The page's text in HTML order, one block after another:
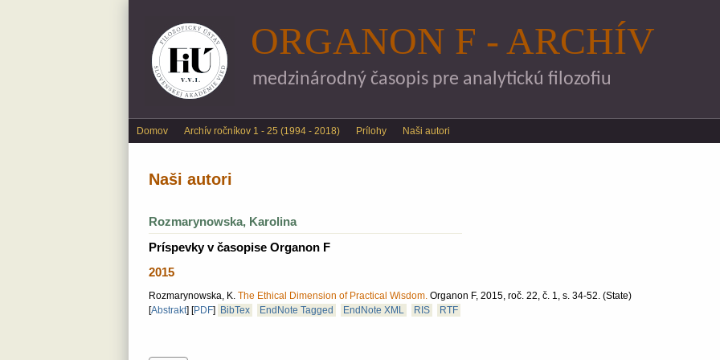
ORGANON F - ARCHÍV
medzinárodný časopis pre analytickú filozofiu
Main menu
Domov Archív ročníkov 1 - 25 (1994 - 2018) Prílohy Naši autori
Naši autori
Rozmarynowska, Karolina
Príspevky v časopise Organon F
2015
Rozmarynowska, K. The Ethical Dimension of Practical Wisdom. Organon F, 2015, roč. 22, č. 1, s. 34-52. (State)
[Abstrakt] [PDF] BibTex EndNote Tagged EndNote XML RIS RTF